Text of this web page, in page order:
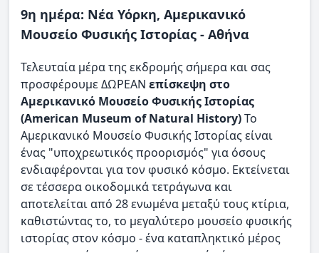
9η ημέρα: Νέα Υόρκη, Αμερικανικό
Μουσείο Φυσικής Ιστορίας - Αθήνα
Τελευταία μέρα της εκδρομής σήμερα και σας
προσφέρουμε ΔΩΡΕΑΝ επίσκεψη στο
Αμερικανικό Μουσείο Φυσικής Ιστορίας
(American Museum of Natural History)Το
Αμερικανικό Μουσείο Φυσικής Ιστορίας είναι
ένας "υποχρεωτικός προορισμός" για όσους
ενδιαφέρονται για τον φυσικό κόσμο. Εκτείνεται
σε τέσσερα οικοδομικά τετράγωνα και
αποτελείται από 28 ενωμένα μεταξύ τους κτίρια,
καθιστώντας το, το μεγαλύτερο μουσείο φυσικής
ιστορίας στον κόσμο - ένα καταπληκτικό μέρος